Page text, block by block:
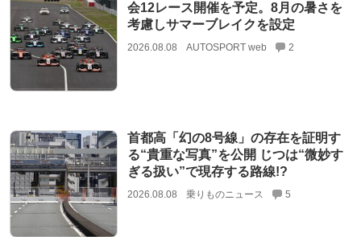
会12レース開催を予定。8月の暑さを
考慮しサマーブレイクを設定
2026.08.08 AUTOSPORT web 2
首都高「幻の8号線」の存在を証明す
る“貴重な写真”を公開 じつは“微妙す
ぎる扱い”で現存する路線!?
2026.08.08 乗りものニュース 5